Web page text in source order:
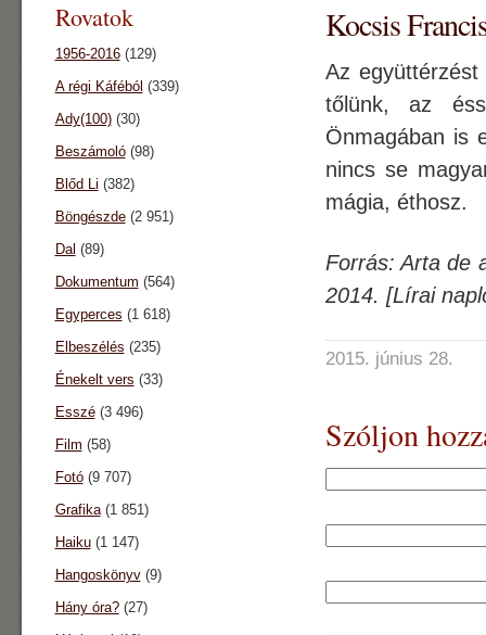
Kocsis
Az
tőlünk, az
Önmagában is
nincs se
mágia, éthosz.
Forrás: Arta de
2014. [Lírai
2015. június 28.
Szóljon
Rovatok
1956-2016(129)
A régi Káféból (339)
Ady(100)(30)
Beszámoló(98)
Blőd Li (382)
Böngészde(2 951)
Dal (89)
Dokumentum (564)
Egyperces (1 618)
Elbeszélés (235)
Énekelt vers (33)
Esszé(3 496)
Film (58)
Fotó(9 707)
Grafika(1 851)
Haiku(1 147)
Hangoskönyv(9)
Hány óra?(27)